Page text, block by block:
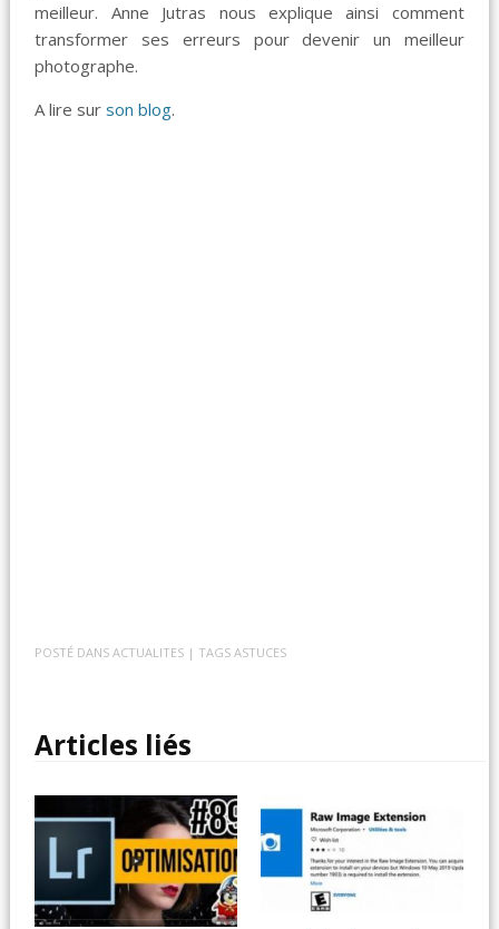
meilleur. Anne Jutras nous explique ainsi comment
transformer ses erreurs pour devenir un meilleur
photographe.
A lire surson blog.
POSTÉ DANSACTUALITES | TAGSASTUCES
Articles liés